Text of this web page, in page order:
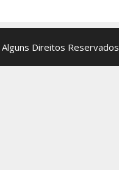
Direitos Reservados